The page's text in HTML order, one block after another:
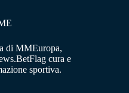
di MMEuropa,
cura e
sportiva.